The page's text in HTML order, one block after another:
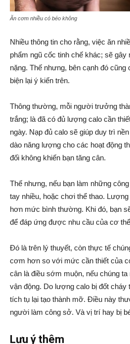
Ăn cơm nhiều có béo không
Nhiều thông tin cho rằng, việc ăn
phẩm ngũ cốc tinh chế khác; sẽ gây
nặng. Thế nhưng, bên cạnh đó cũng
biện lại ý kiến trên.
Thông thường, mỗi người trưởng
trắng; là đã có đủ lượng calo cần
ngày. Nạp đủ calo sẽ giúp duy trì
dào năng lượng cho các hoạt động
đối không khiến bạn tăng cân.
Thế nhưng, nếu bạn làm những
tay nhiều, hoặc chơi thể thao.
hơn mức bình thường. Khi đó, bạn
để đáp ứng được nhu cầu của cơ
Đó là trên lý thuyết, còn thực tế
cơm hơn so với mức cần thiết của
cân là điều sớm muộn, nếu chúng
vận động. Do lượng calo bị đốt cháy
tích tụ lại tạo thành mỡ. Điều này
người làm công sở. Và vị trí hay bị
Lưu ý thêm